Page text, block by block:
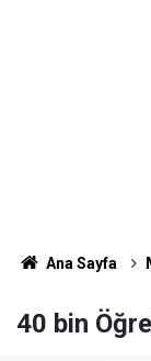
Ana Sayfa
40 bin